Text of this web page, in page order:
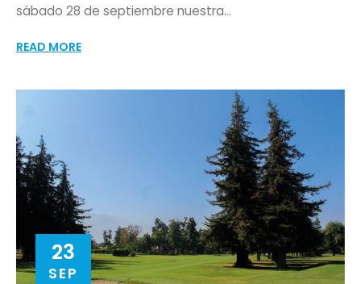
sábado 28 de septiembre nuestra...
READ MORE
23
SEP